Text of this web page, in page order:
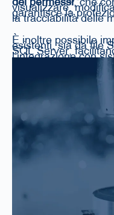
visualizzare,
garantisce la
la tracciabilità delle
È inoltre possibile
esistenti, sia da file
SQL Server,
l’integrazione con